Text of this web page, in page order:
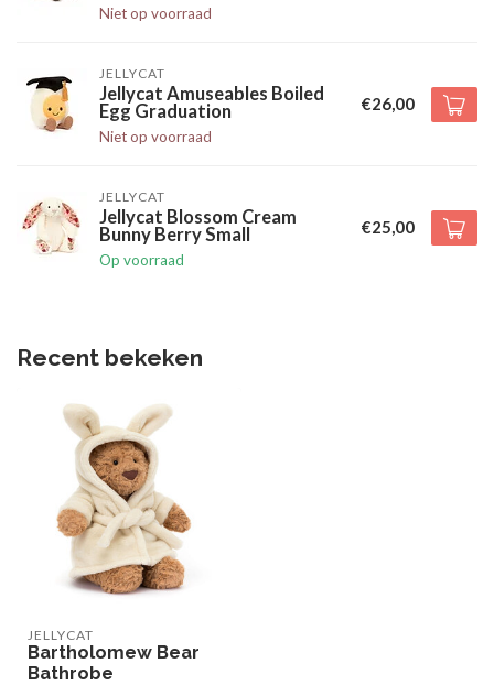
Niet op voorraad
JELLYCAT
Jellycat Amuseables Boiled
Egg Graduation
Niet op voorraad
€26,00
JELLYCAT
Jellycat Blossom Cream
Bunny Berry Small
Op voorraad
€25,00
Recent bekeken
JELLYCAT
Bartholomew Bear
Bathrobe